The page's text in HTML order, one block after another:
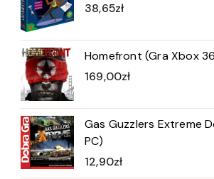
38,65zł
Homefront (Gra Xbox
169,00zł
Gas Guzzlers Extreme
PC)
12,90zł